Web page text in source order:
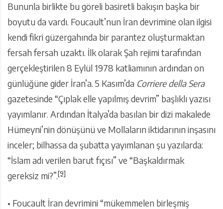
Bununla birlikte bu göreli basiretli bakışın başka bir
boyutu da vardı. Foucault’nun İran devrimine olan ilgisi
kendi fikri güzergahında bir parantez oluşturmaktan
fersah fersah uzaktı. İlk olarak Şah rejimi tarafından
gerçekleştirilen 8 Eylül 1978 katliamının ardından on
günlüğüne gider İran’a. 5 Kasım’da Corriere della Sera
gazetesinde “Çıplak elle yapılmış devrim” başlıklı yazısı
yayımlanır. Ardından İtalya’da basılan bir dizi makalede
Hümeyni’nin dönüşünü ve Mollaların iktidarının inşasını
inceler; bilhassa da şubatta yayımlanan şu yazılarda:
“İslam adı verilen barut fıçısı” ve “Başkaldırmak
gereksiz mi?”.[9]
• Foucault İran devrimini “mükemmelen birleşmiş